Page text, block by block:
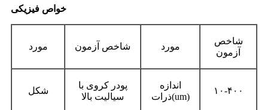
خواص فیزیکی
مورد شاخص آزمون مورد
شاخص
آزمون
شکل
پودر کروی با
سیالیت بالا
اندازه
ذرات(um)
۱۰-۴۰۰